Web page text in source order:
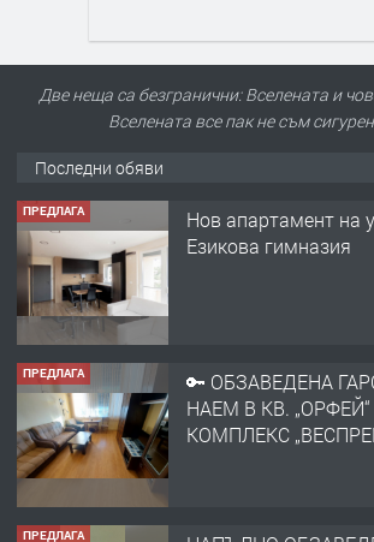
Две неща са безгранични: Вселената и
Вселената все пак не съм
Последни обяви
ПРЕДЛАГА
Нов апартамент на
Езикова гимназия
ПРЕДЛАГА
🔑 ОБЗАВЕДЕНА
НАЕМ В КВ.
КОМПЛЕКС
ПРЕДЛАГА